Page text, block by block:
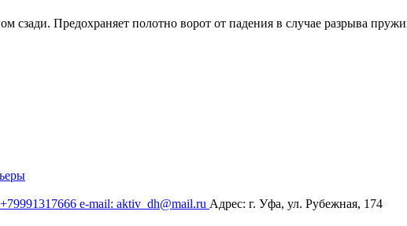
сзади. Предохраняет полотно ворот от падения в случае разрыва
e-mail: aktiv_dh@mail.ru Адрес: г. Уфа, ул. Рубежная, 174